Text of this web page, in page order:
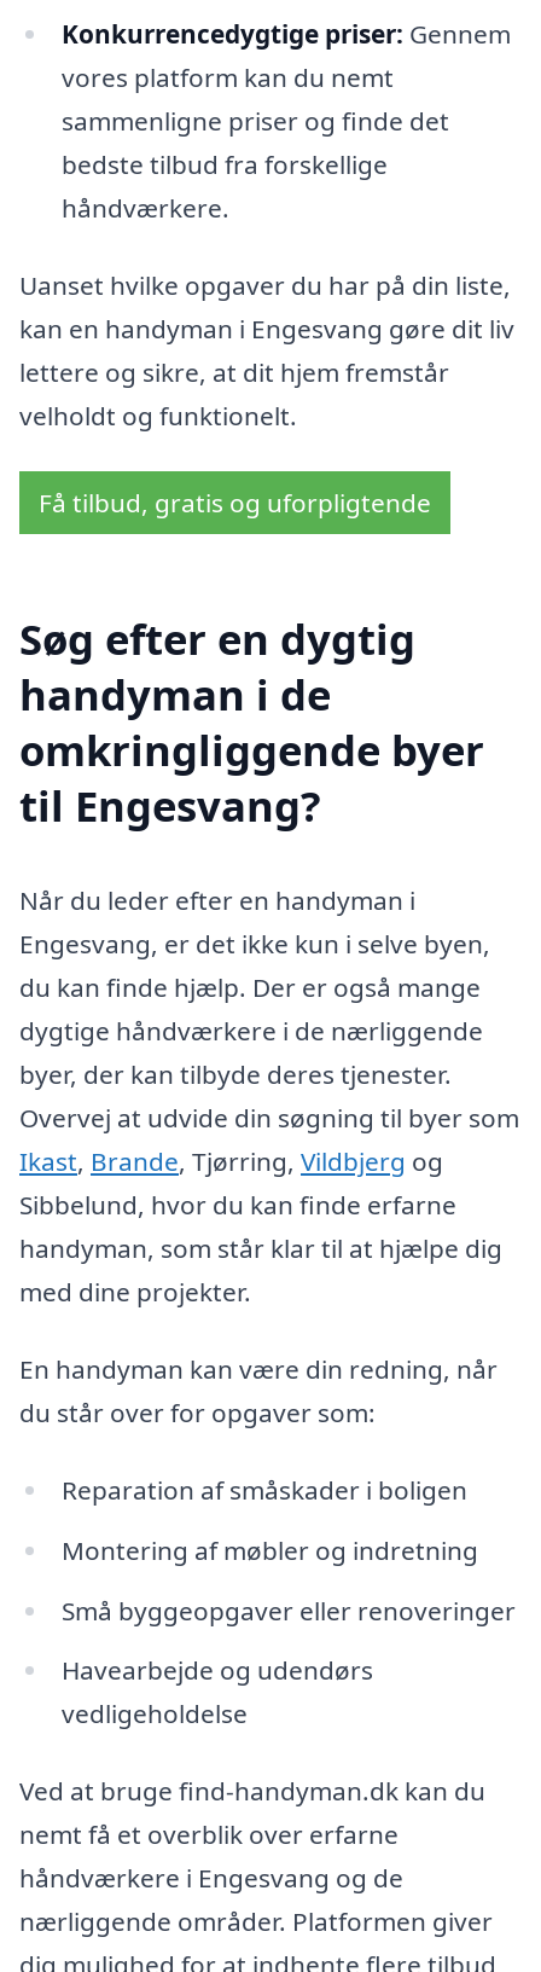
Konkurrencedygtige priser: Gennem
vores platform kan du nemt
sammenligne priser og finde det
bedste tilbud fra forskellige
håndværkere.
Uanset hvilke opgaver du har på din liste,
kan en handyman i Engesvang gøre dit liv
lettere og sikre, at dit hjem fremstår
velholdt og funktionelt.
Få tilbud, gratis og uforpligtende
Søg efter en dygtig
handyman i de
omkringliggende byer
til Engesvang?
Når du leder efter en handyman i
Engesvang, er det ikke kun i selve byen,
du kan finde hjælp. Der er også mange
dygtige håndværkere i de nærliggende
byer, der kan tilbyde deres tjenester.
Overvej at udvide din søgning til byer som
Ikast, Brande, Tjørring, Vildbjerg og
Sibbelund, hvor du kan finde erfarne
handyman, som står klar til at hjælpe dig
med dine projekter.
En handyman kan være din redning, når
du står over for opgaver som:
Reparation af småskader i boligen
Montering af møbler og indretning
Små byggeopgaver eller renoveringer
Havearbejde og udendørs
vedligeholdelse
Ved at bruge find-handyman.dk kan du
nemt få et overblik over erfarne
håndværkere i Engesvang og de
nærliggende områder. Platformen giver
dig mulighed for at indhente flere tilbud,